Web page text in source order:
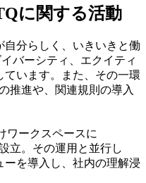
に関する活動
分らしく、いきいきと働
バーシティ、エクイティ
ています。また、その一環
推進や、関連規則の導入
ワークスペースに
立。その運用と並行し
を導入し、社内の理解浸